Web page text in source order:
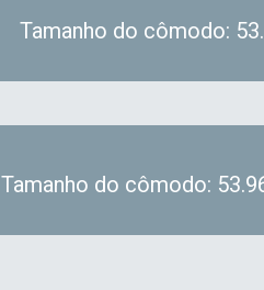
Tamanho do cômodo:
Tamanho do cômodo: